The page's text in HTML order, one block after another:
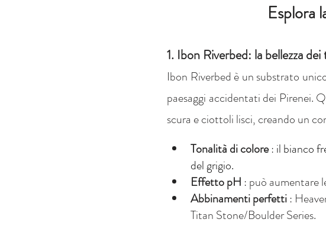
Esplora
1. Ibon Riverbed: la bellezza
Ibon Riverbed è un substrato
paesaggi accidentati dei Pirenei.
scura e ciottoli lisci, creando un
Tonalità di colore : il bianco
del grigio.
Effetto pH : può aumentare
Abbinamenti perfetti :
Titan Stone/Boulder Series.